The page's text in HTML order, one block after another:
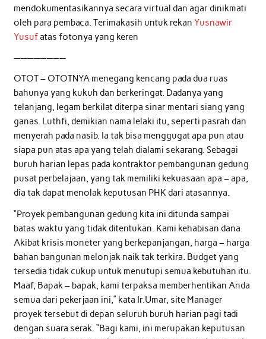
mendokumentasikannya secara virtual dan agar dinikmati
oleh para pembaca. Terimakasih untuk rekan Yusnawir
Yusufatas fotonya yang keren
————————
OTOT – OTOTNYA menegang kencang pada dua ruas
bahunya yang kukuh dan berkeringat. Dadanya yang
telanjang, legam berkilat diterpa sinar mentari siang yang
ganas. Luthfi, demikian nama lelaki itu, seperti pasrah dan
menyerah pada nasib. Ia tak bisa menggugat apa pun atau
siapa pun atas apa yang telah dialami sekarang. Sebagai
buruh harian lepas pada kontraktor pembangunan gedung
pusat perbelajaan, yang tak memiliki kekuasaan apa – apa,
dia tak dapat menolak keputusan PHK dari atasannya.
“Proyek pembangunan gedung kita ini ditunda sampai
batas waktu yang tidak ditentukan. Kami kehabisan dana.
Akibat krisis moneter yang berkepanjangan, harga – harga
bahan bangunan melonjak naik tak terkira. Budget yang
tersedia tidak cukup untuk menutupi semua kebutuhan itu.
Maaf, Bapak – bapak, kami terpaksa memberhentikan Anda
semua dari pekerjaan ini,” kata Ir.Umar, site Manager
proyek tersebut di depan seluruh buruh harian pagi tadi
dengan suara serak. “Bagi kami, ini merupakan keputusan